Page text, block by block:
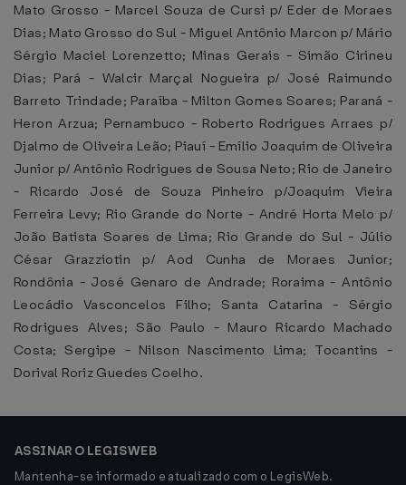
Mato Grosso - Marcel Souza de Cursi p/ Eder de Moraes
Dias; Mato Grosso do Sul - Miguel Antônio Marcon p/ Mário
Sérgio Maciel Lorenzetto; Minas Gerais - Simão Cirineu
Dias; Pará - Walcir Marçal Nogueira p/ José Raimundo
Barreto Trindade; Paraíba - Milton Gomes Soares; Paraná -
Heron Arzua; Pernambuco - Roberto Rodrigues Arraes p/
Djalmo de Oliveira Leão; Piauí - Emílio Joaquim de Oliveira
Junior p/ Antônio Rodrigues de Sousa Neto; Rio de Janeiro
- Ricardo José de Souza Pinheiro p/Joaquim Vieira
Ferreira Levy; Rio Grande do Norte - André Horta Melo p/
João Batista Soares de Lima; Rio Grande do Sul - Júlio
César Grazziotin p/ Aod Cunha de Moraes Junior;
Rondônia - José Genaro de Andrade; Roraima - Antônio
Leocádio Vasconcelos Filho; Santa Catarina - Sérgio
Rodrigues Alves; São Paulo - Mauro Ricardo Machado
Costa; Sergipe - Nilson Nascimento Lima; Tocantins -
Dorival Roriz Guedes Coelho.
ASSINAR O LEGISWEB
Mantenha-se informado e atualizado com o LegisWeb.